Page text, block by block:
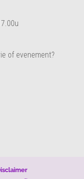
of evenement?